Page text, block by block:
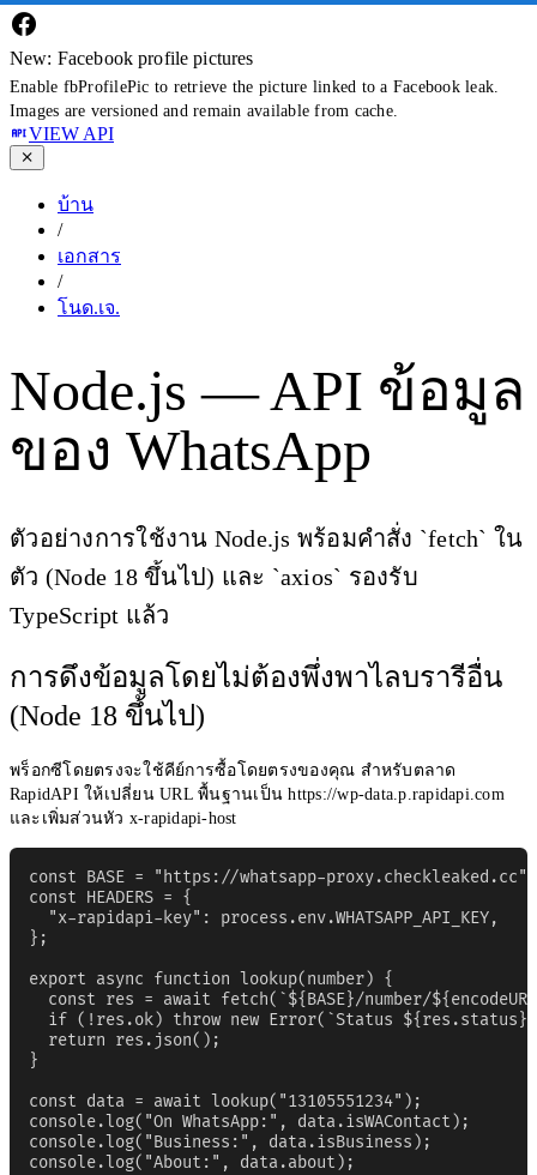
New: Facebook profile pictures
Enable fbProfilePic to retrieve the picture linked to a Facebook leak.
Images are versioned and remain available from cache.
VIEW API
บ้าน
/
เอกสาร
/
โนด.เจ.
Node.js — API ข้อมูล
ของ WhatsApp
ตัวอย่างการใช้งาน Node.js พร้อมคำสั่ง `fetch` ใน
ตัว (Node 18 ขึ้นไป) และ `axios` รองรับ
TypeScript แล้ว
การดึงข้อมูลโดยไม่ต้องพึ่งพาไลบรารีอื่น
(Node 18 ขึ้นไป)
พร็อกซีโดยตรงจะใช้คีย์การซื้อโดยตรงของคุณ สำหรับตลาด
RapidAPI ให้เปลี่ยน URL พื้นฐานเป็น https://wp-data.p.rapidapi.com
และเพิ่มส่วนหัว x-rapidapi-host
const BASE = "https://whatsapp-proxy.checkleaked.cc";
const HEADERS = {
  "x-rapidapi-key": process.env.WHATSAPP_API_KEY,
};
export async function lookup(number) {
const res = await fetch(`${BASE}/number/
if (!res.ok) throw new Error(`Status
  return res.json();
}
const data = await lookup("13105551234");
console.log("On WhatsApp:", data.isWAContact);
console.log("Business:", data.isBusiness);
console.log("About:", data.about);